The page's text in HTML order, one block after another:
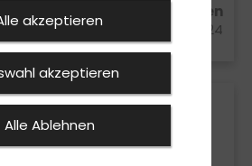
Samantha Becker aus Vreden
21.05.2024
Fahrschule
akzeptieren
akzeptieren
Alle Ablehnen